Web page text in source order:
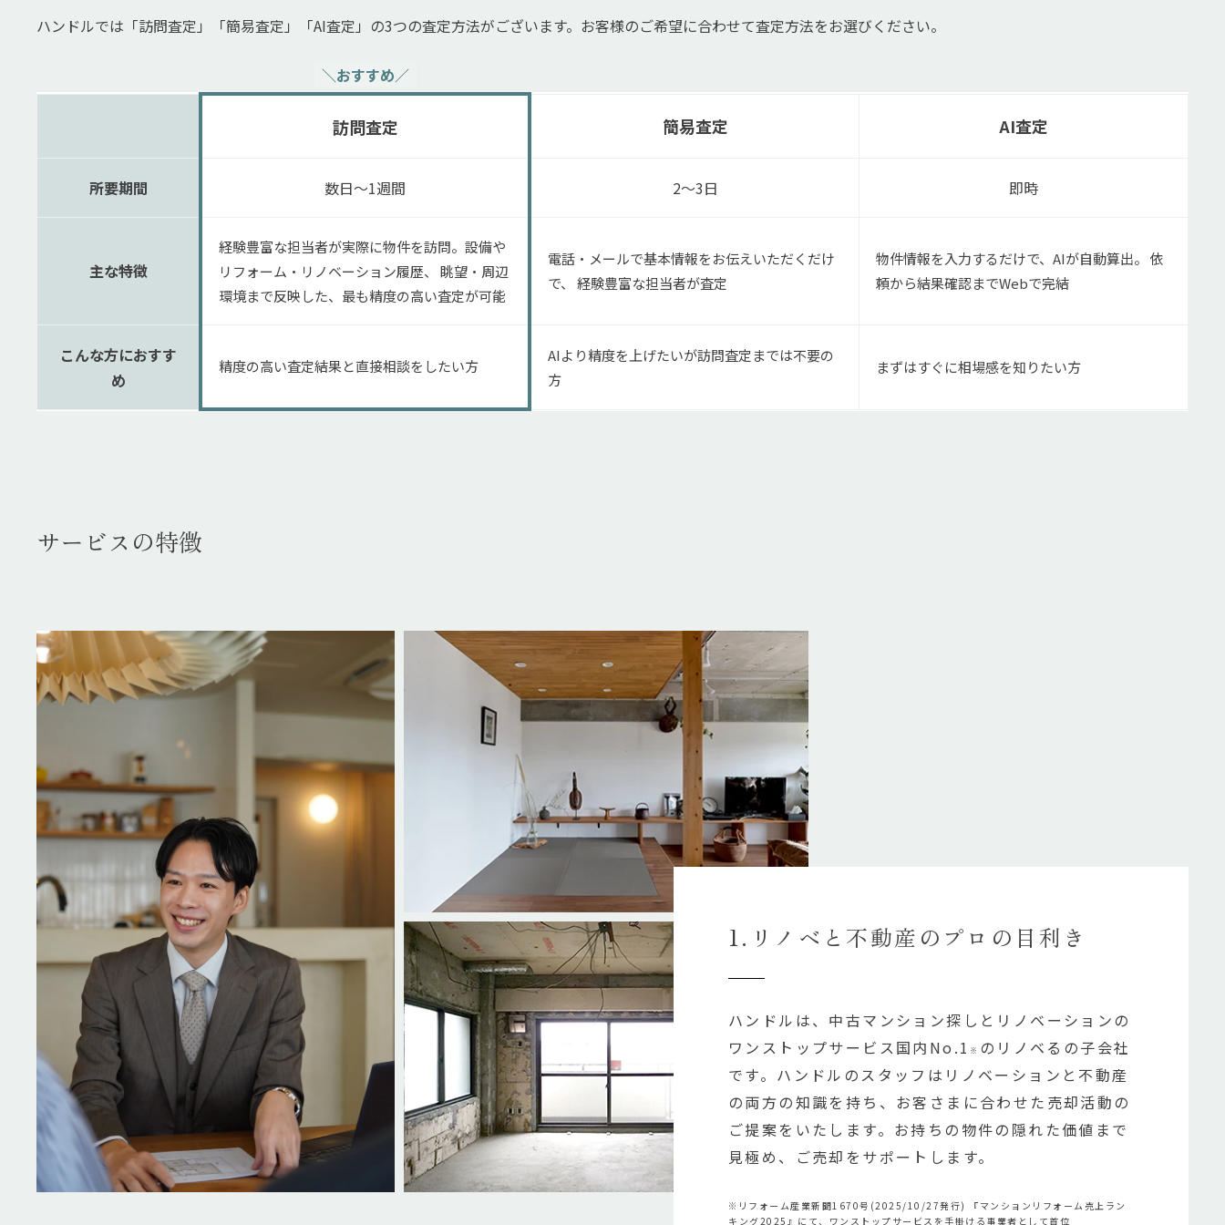
ハンドルでは「訪問査定」「簡易査定」「AI査定」の3つの査定方法がございます。お客様のご希望に合わせて査定方法をお選びください。
＼おすすめ／
訪問査定 簡易査定 AI査定
所要期間 数日〜1週間 2〜3日 即時
主な特徴
経験豊富な担当者が実際に物件を訪問。設備や
リフォーム・リノベーション履歴、 眺望・周辺
環境まで反映した、最も精度の高い査定が可能
電話・メールで基本情報をお伝えいただくだけ
で、 経験豊富な担当者が査定
物件情報を入力するだけで、AIが自動算出。 依
頼から結果確認までWebで完結
こんな方におすす
め
精度の高い査定結果と直接相談をしたい方
AIより精度を上げたいが訪問査定までは不要の
方
まずはすぐに相場感を知りたい方
サービスの特徴
1.リノベと不動産のプロの目利き
ハンドルは、中古マンション探しとリノベーションの
ワンストップサービス国内No.1 ※ のリノベるの子会社
です。ハンドルのスタッフはリノベーションと不動産
の両方の知識を持ち、お客さまに合わせた売却活動の
ご提案をいたします。お持ちの物件の隠れた価値まで
見極め、ご売却をサポートします。
※リフォーム産業新聞1670号(2025/10/27発行) 『マンションリフォーム売上ラン
キング2025』にて、ワンストップサービスを手掛ける事業者として首位